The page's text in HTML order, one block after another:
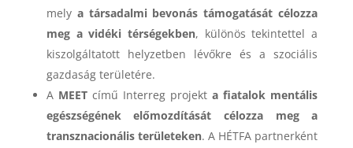
melya társadalmi bevonás támogatását célozza
meg a vidéki térségekben, különös tekintettel a
kiszolgáltatott helyzetben lévőkre és a szociális
gazdaság területére.
A MEETcímű Interreg projekta fiatalok mentális
egészségének előmozdítását célozza meg a
transznacionális területeken. A HÉTFA partnerként